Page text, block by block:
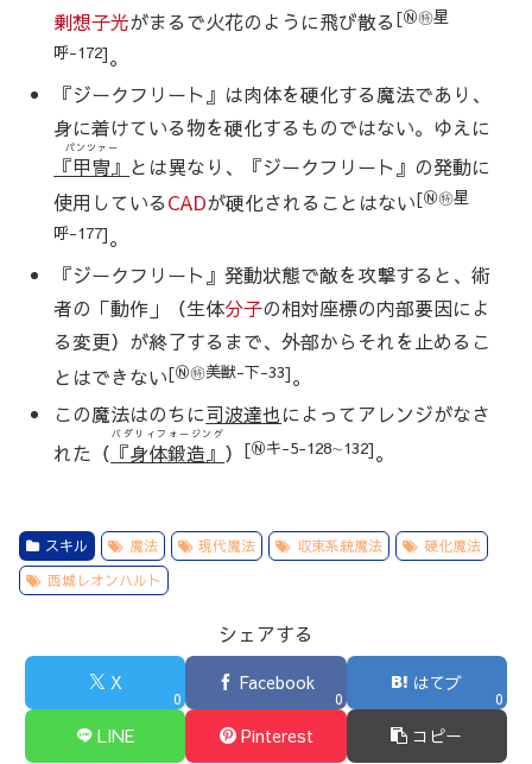
剰想子光がまるで火花のように飛び散る [Ⓝ㊕星
呼-172]。
『ジークフリート』は肉体を硬化する魔法であり、
身に着けている物を硬化するものではない。ゆえに
『甲冑』
パンツァー
とは異なり、『ジークフリート』の発動に
使用しているCADが硬化されることはない[Ⓝ㊕星
呼-177]。
『ジークフリート』発動状態で敵を攻撃すると、術
者の「動作」（生体分子の相対座標の内部要因によ
る変更）が終了するまで、外部からそれを止めるこ
とはできない[Ⓝ㊕美獣-下-33]。
この魔法はのちに司波達也によってアレンジがなさ
れた（ 『身体鍛造』
バダリィフォージング
） [Ⓝキ-5-128∼132]。
スキル 魔法 現代魔法 収束系統魔法
硬化魔法
西城レオンハルト
シェアする
X
0
Facebook
0
はてブ
0
LINE Pinterest コピー